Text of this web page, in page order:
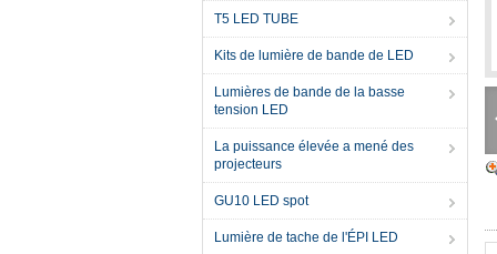
T5 LED TUBE
Kits de lumière de bande de LED
Lumières de bande de la basse
tension LED
La puissance élevée a mené des
projecteurs
GU10 LED spot
Lumière de tache de l'ÉPI LED